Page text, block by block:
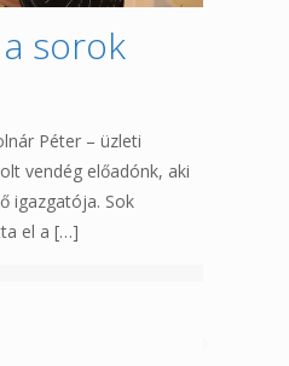
sorok
Péter – üzleti
vendég előadónk, aki
igazgatója. Sok
el a […]